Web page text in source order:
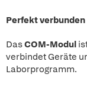
Perfekt
DasCOM-Modul
verbindet Geräte
Laborprogramm.